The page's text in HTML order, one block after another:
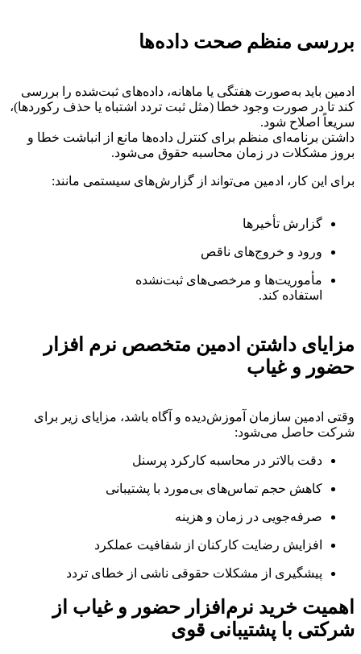
بررسی منظم صحت داده‌ها
ادمین باید به‌صورت هفتگی یا ماهانه، داده‌های ثبت‌شده را بررسی
کند تا در صورت وجود خطا (مثل ثبت تردد اشتباه یا حذف رکوردها)،
سریعاً اصلاح شود.
داشتن برنامه‌ای منظم برای کنترل داده‌ها مانع از انباشت خطا و
بروز مشکلات در زمان محاسبه حقوق می‌شود.
برای این کار، ادمین می‌تواند از گزارش‌های سیستمی مانند:
گزارش تأخیرها
ورود و خروج‌های ناقص
مأموریت‌ها و مرخصی‌های ثبت‌نشده
استفاده کند.
مزایای داشتن ادمین متخصص نرم افزار
حضور و غیاب
وقتی ادمین سازمان آموزش‌دیده و آگاه باشد، مزایای زیر برای
شرکت حاصل می‌شود:
دقت بالاتر در محاسبه کارکرد پرسنل
کاهش حجم تماس‌های بی‌مورد با پشتیبانی
صرفه‌جویی در زمان و هزینه
افزایش رضایت کارکنان از شفافیت عملکرد
پیشگیری از مشکلات حقوقی ناشی از خطای تردد
اهمیت خرید نرم‌افزار حضور و غیاب از
شرکتی با پشتیبانی قوی